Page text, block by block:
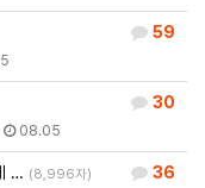
59
30
08.05
36
… (8,996자)